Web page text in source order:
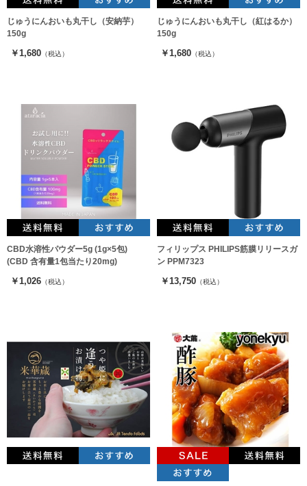
じゅうにんおいも丸干し（安納芋）
150g
￥1,680 （税込）
じゅうにんおいも丸干し（紅はるか）
150g
￥1,680 （税込）
CBD水溶性パウダー5g (1g×5包)
(CBD 含有量1包当たり20mg)
￥1,026 （税込）
フィリップス PHILIPS筋膜リリースガ
ン PPM7323
￥13,750 （税込）